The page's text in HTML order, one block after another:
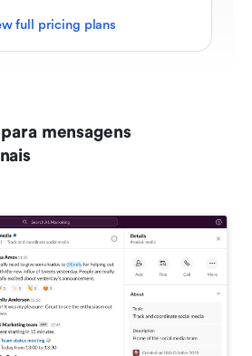
full pricing plans
mensagens